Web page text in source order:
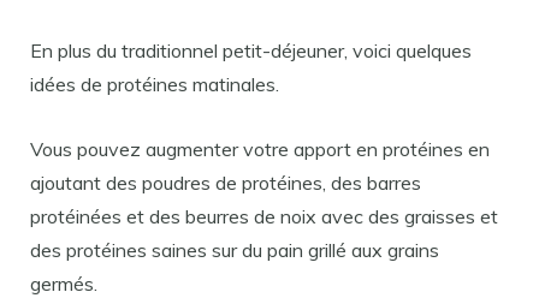
En plus du traditionnel petit-déjeuner, voici quelques
idées de protéines matinales.
Vous pouvez augmenter votre apport en protéines en
ajoutant des poudres de protéines, des barres
protéinées et des beurres de noix avec des graisses et
des protéines saines sur du pain grillé aux grains
germés.